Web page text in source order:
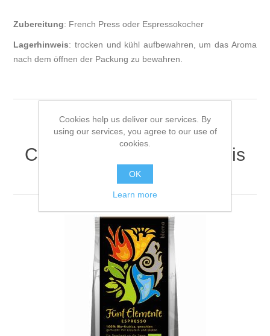
Zubereitung: French Press oder Espressokocher
Lagerhinweis: trocken und kühl aufbewahren, um das Aroma
nach dem öffnen der Packung zu bewahren.
Customers who bought this
item also bought
Cookies help us deliver our services. By
using our services, you agree to our use of
cookies.
OK
Learn more